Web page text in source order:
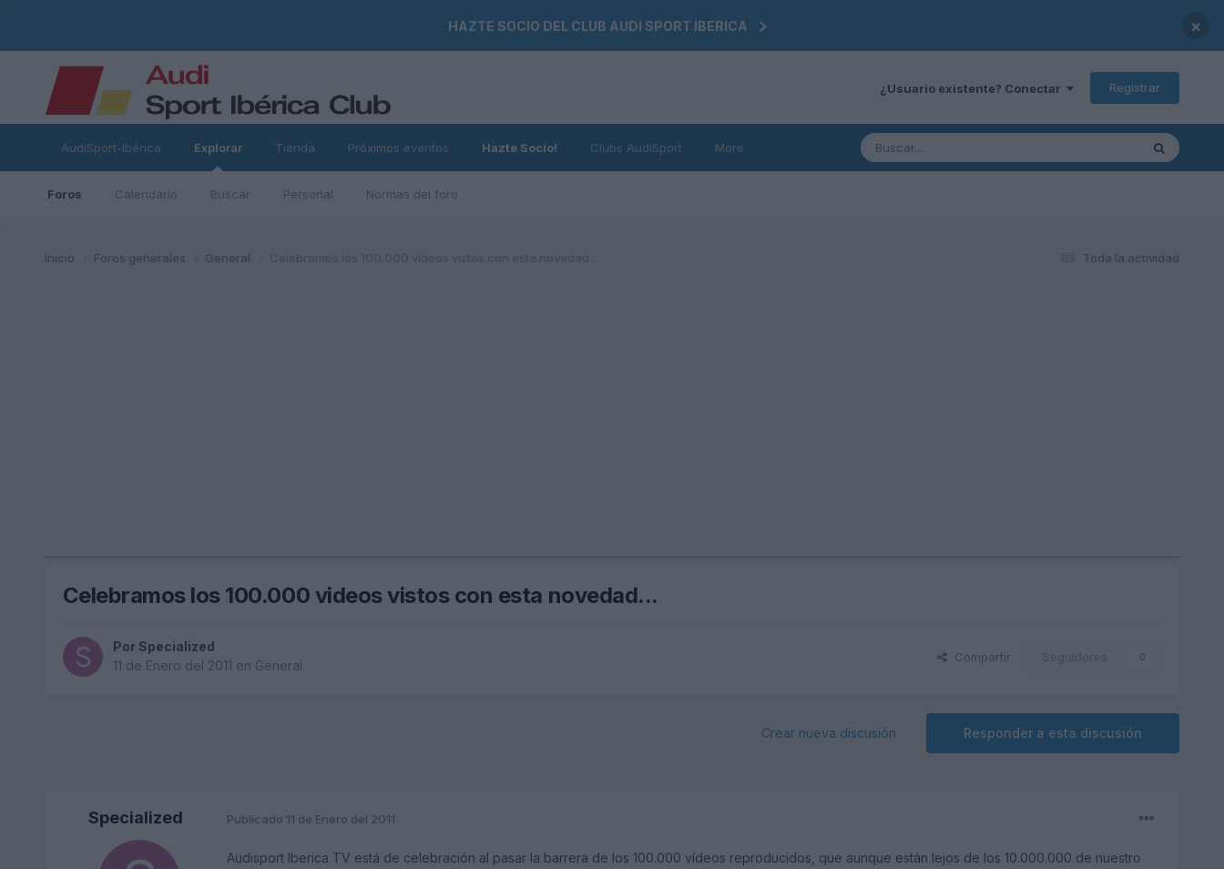
HAZTE SOCIO DEL CLUB AUDI SPORT IBERICA ×
¿Usuario existente? Conectar Registrar
AudiSport-Ibérica Explorar
Foros Calendario Buscar Personal Normas del foro
Tienda Próximos eventos Hazte Socio! Clubs AudiSport More
Toda la actividad
Inicio Foros generales General
Celebramos los 100.000 videos vistos con esta novedad...
Por Specialized
11 de Enero del 2011 en General
Compartir Seguidores 0
Responder a esta discusión
Crear nueva discusión
Specialized Publicado 11 de Enero del 2011
Audisport Iberica TV está de celebración al pasar la barrera de los 100.000 vídeos reproducidos, que aunque están lejos de los 10.000.000 de nuestro